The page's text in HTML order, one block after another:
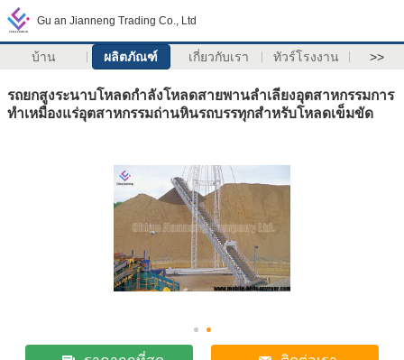
Gu an Jianneng Trading Co., Ltd
บ้าน ผลิตภัณฑ์ เกี่ยวกับเรา ทัวร์โรงงาน >>
รถยกสูงระนาบโหลดกำลังโหลดสายพานลำเลียงอุตสาหกรรมการ
ทำเหมืองแร่อุตสาหกรรมถ่านหินรถบรรทุกสำหรับโหลดเข็มขัด